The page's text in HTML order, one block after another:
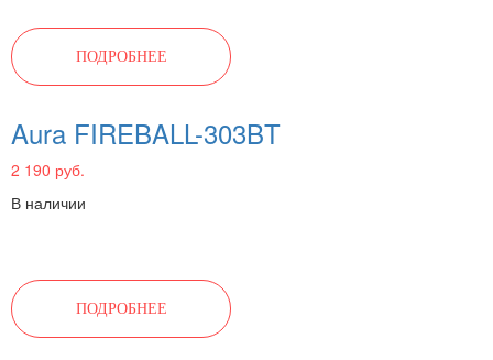
ПОДРОБНЕЕ
Aura FIREBALL-303BT
2 190 руб.
В наличии
ПОДРОБНЕЕ